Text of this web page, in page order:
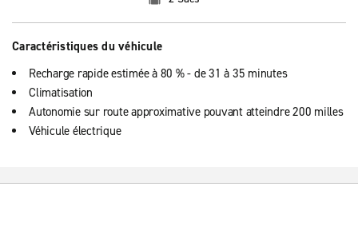
Caractéristiques du véhicule
Recharge rapide estimée à 80 % - de 31 à 35 minutes
Climatisation
Autonomie sur route approximative pouvant atteindre 200 milles
Véhicule électrique